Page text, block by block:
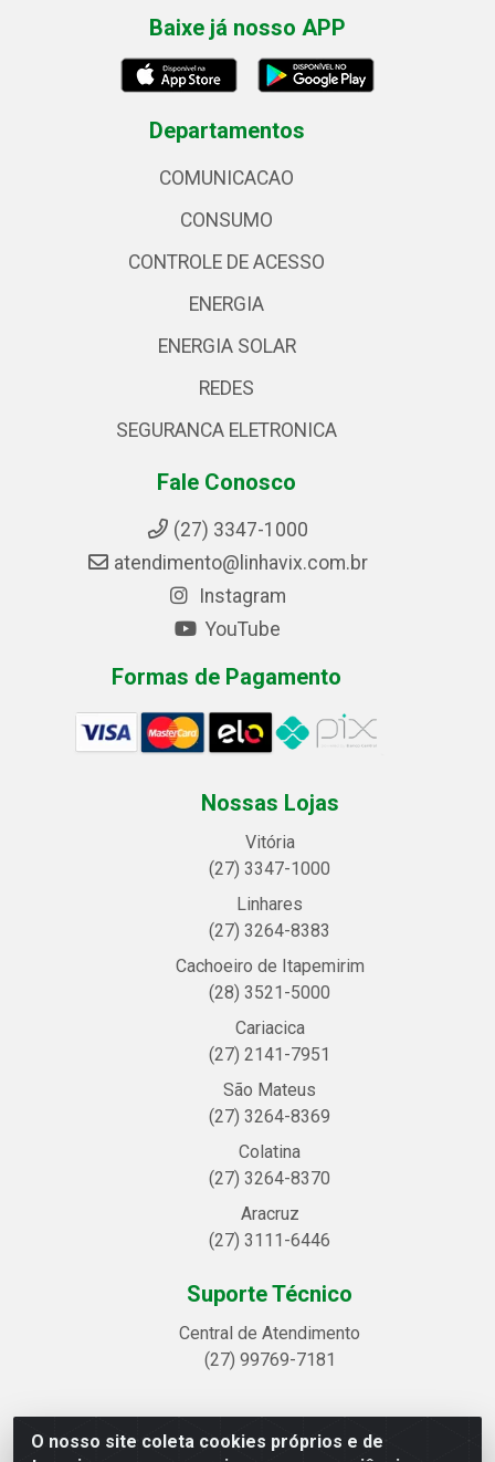
O nosso site coleta cookies próprios e de
Baixe já nosso APP
Departamentos
COMUNICACAO
CONSUMO
CONTROLE DE ACESSO
ENERGIA
ENERGIA SOLAR
REDES
SEGURANCA ELETRONICA
Fale Conosco
(27) 3347-1000
atendimento@linhavix.com.br
Instagram
YouTube
Formas de Pagamento
Nossas Lojas
Vitória
(27) 3347-1000
Linhares
(27) 3264-8383
Cachoeiro de Itapemirim
(28) 3521-5000
Cariacica
(27) 2141-7951
São Mateus
(27) 3264-8369
Colatina
(27) 3264-8370
Aracruz
(27) 3111-6446
Suporte Técnico
Central de Atendimento
(27) 99769-7181
Linhavix Distribuidora LTDA - Avenida Alegre, 2521 -